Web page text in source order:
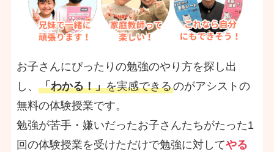
お子さんにぴったりの勉強のやり方を探し出
し、 「わかる！」を実感できるのがアシストの
無料の体験授業です。
勉強が苦手・嫌いだったお子さんたちがたった1
回の体験授業を受けただけで勉強に対してやる